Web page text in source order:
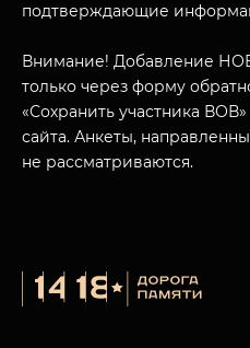
подтверждающие
Внимание! Добавление
только через форму
«Сохранить участника
сайта. Анкеты,
не рассматриваются.